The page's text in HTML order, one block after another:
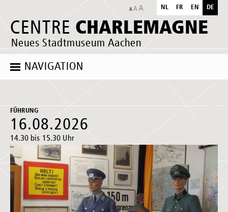
CENTRE CHARLEMAGNE
Neues Stadtmuseum Aachen
NL FR EN DE
NAVIGATION
FÜHRUNG
16.08.2026
14.30 bis 15.30 Uhr